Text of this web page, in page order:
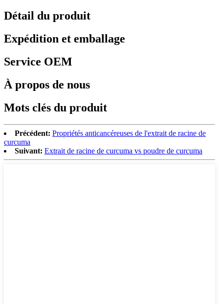
Détail du produit
Expédition et emballage
Service OEM
À propos de nous
Mots clés du produit
Précédent: Propriétés anticancéreuses de l'extrait de racine de
curcuma
Suivant: Extrait de racine de curcuma vs poudre de curcuma